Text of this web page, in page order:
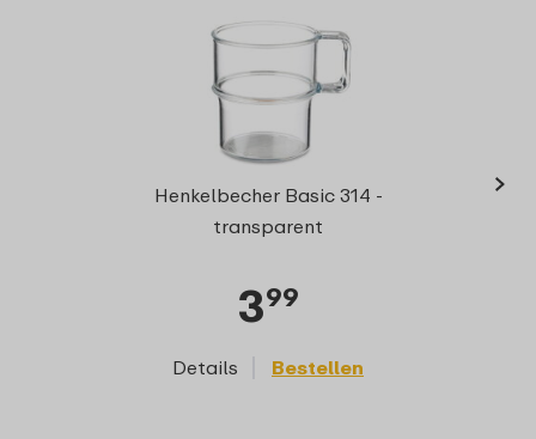
Henkelbecher Basic 314 -
transparent
399
Details Bestellen
›